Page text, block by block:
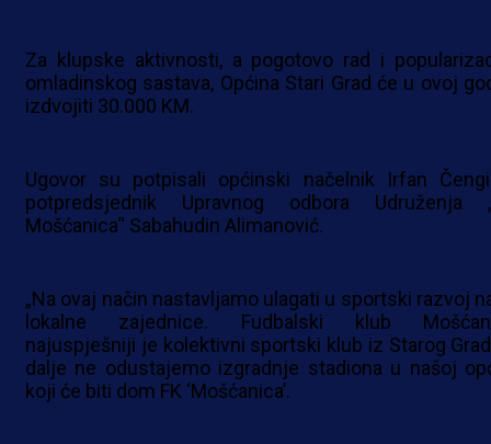
Za klupske aktivnosti, a pogotovo rad i
omladinskog sastava, Općina Stari Grad će u ovoj
izdvojiti 30.000 KM.
Ugovor su potpisali općinski načelnik Irfan
potpredsjednik Upravnog odbora Udruženja
Mošćanica“ Sabahudin Alimanović.
„Na ovaj način nastavljamo ulagati u sportski razvoj
lokalne zajednice. Fudbalski klub
najuspješniji je kolektivni sportski klub iz Starog
dalje ne odustajemo izgradnje stadiona u našoj
koji će biti dom FK ‘Mošćanica’.